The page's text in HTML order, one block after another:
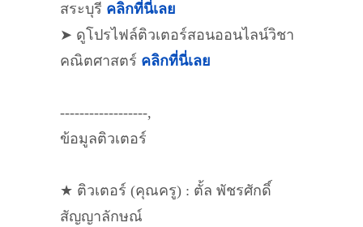
สระบุรี คลิกที่นี่เลย
➤ ดูโปรไฟล์ติวเตอร์สอนออนไลน์วิชา
คณิตศาสตร์ คลิกที่นี่เลย
------------------,
ข้อมูลติวเตอร์
★ ติวเตอร์ (คุณครู) : ตั้ล พัชรศักดิ์
สัญญาลักษณ์